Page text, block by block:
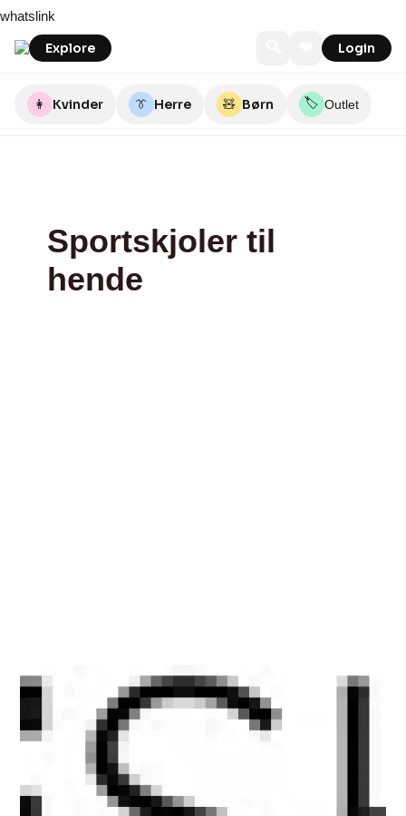
to
content
whatslink
Explore Login
👩 Kvinder 👔 Herre 🧸 Børn 🏷️ Outlet
Sportskjoler til
hende